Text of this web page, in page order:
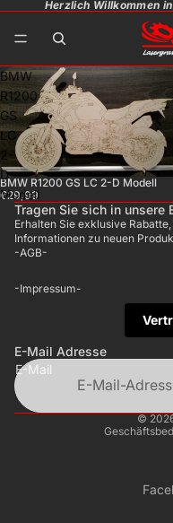
Herzlich Willkommen
BMW
R1200
GS
LC
2-
D
Modell
BMW R1200 GS LC 2-D Modell
€29,99
Tragen Sie sich in unsere
Erhalten Sie exklusive
Informationen zu neuen
-AGB-
-Impressum-
E-Mail Adresse
E-Mail
©